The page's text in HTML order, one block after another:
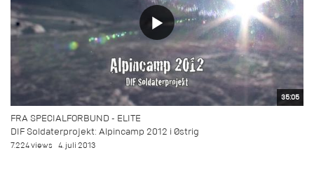
35:05
FRA SPECIALFORBUND - ELITE
DIF Soldaterprojekt: Alpincamp 2012 i Østrig
7.224 views 4. juli 2013